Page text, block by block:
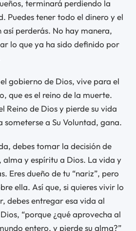
terminará perdiendo la
Puedes tener todo el dinero y el
perderás. No hay manera,
lo que ya ha sido definido por
gobierno de Dios, vive para el
que es el reino de la muerte.
Reino de Dios y pierde su vida
someterse a Su Voluntad, gana.
debes tomar la decisión de
y espíritu a Dios. La vida y
Eres dueño de tu “nariz”, pero
ella. Así que, si quieres vivir lo
debes entregar esa vida al
“porque ¿qué aprovecha al
entero, y pierde su alma?”